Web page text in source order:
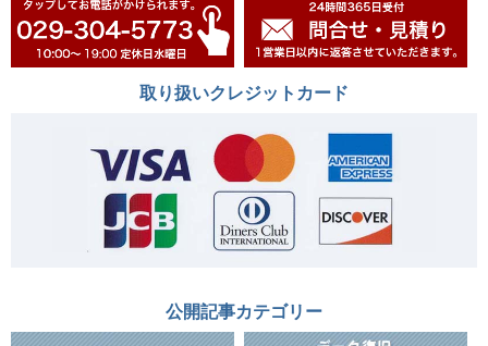
取り扱いクレジットカード
公開記事カテゴリー